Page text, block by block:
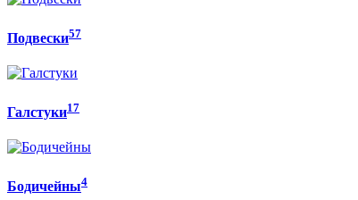
Подвески57
Галстуки17
Бодичейны4